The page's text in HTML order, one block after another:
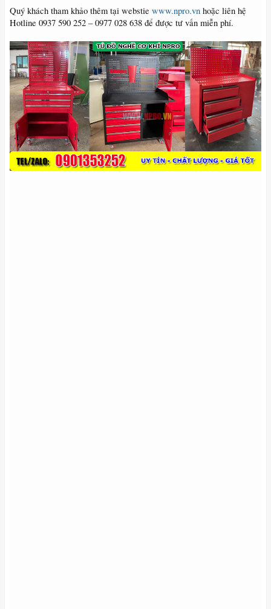
Quý khách tham khảo thêm tại webstie www.npro.vn hoặc liên hệ
Hotline 0937 590 252 – 0977 028 638 để được tư vấn miễn phí.